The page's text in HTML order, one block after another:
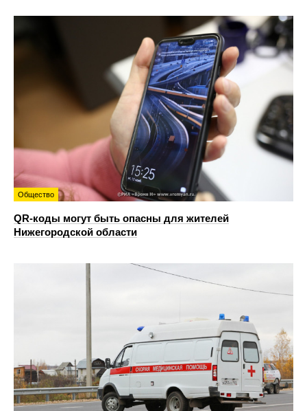
Общество
QR-коды могут быть опасны для жителей
Нижегородской области